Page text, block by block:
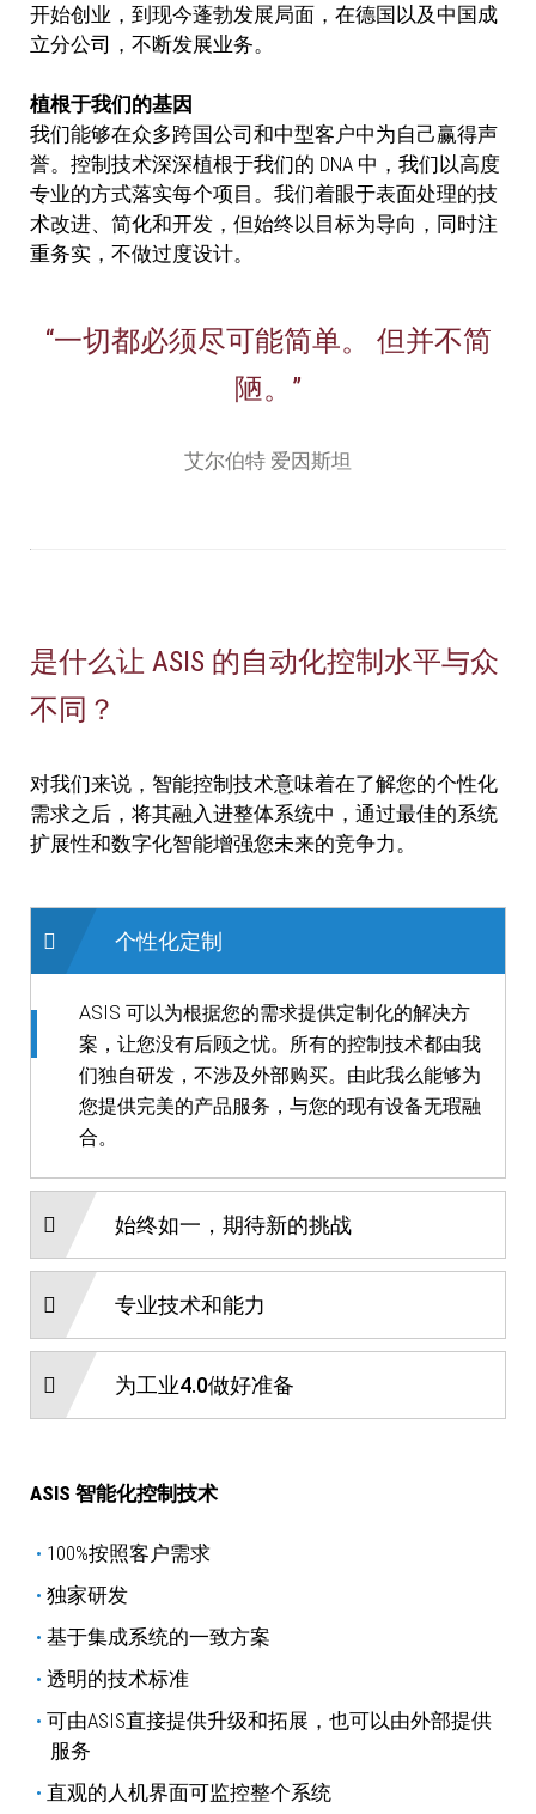
开始创业，到现今蓬勃发展局面，在德国以及中国成
立分公司，不断发展业务。
植根于我们的基因
我们能够在众多跨国公司和中型客户中为自己赢得声
誉。控制技术深深植根于我们的 DNA 中，我们以高度
专业的方式落实每个项目。我们着眼于表面处理的技
术改进、简化和开发，但始终以目标为导向，同时注
重务实，不做过度设计。
“一切都必须尽可能简单。 但并不简
陋。”
艾尔伯特 爱因斯坦
是什么让 ASIS 的自动化控制水平与众
不同？
对我们来说，智能控制技术意味着在了解您的个性化
需求之后，将其融入进整体系统中，通过最佳的系统
扩展性和数字化智能增强您未来的竞争力。
个性化定制
ASIS 可以为根据您的需求提供定制化的解决方
案，让您没有后顾之忧。所有的控制技术都由我
们独自研发，不涉及外部购买。由此我么能够为
您提供完美的产品服务，与您的现有设备无瑕融
合。
始终如一，期待新的挑战
专业技术和能力
为工业4.0做好准备
ASIS 智能化控制技术
100%按照客户需求
独家研发
基于集成系统的一致方案
透明的技术标准
可由ASIS直接提供升级和拓展，也可以由外部提供
服务
直观的人机界面可监控整个系统